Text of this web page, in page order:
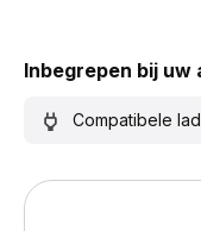
Inbegrepen bij uw
Compatibele